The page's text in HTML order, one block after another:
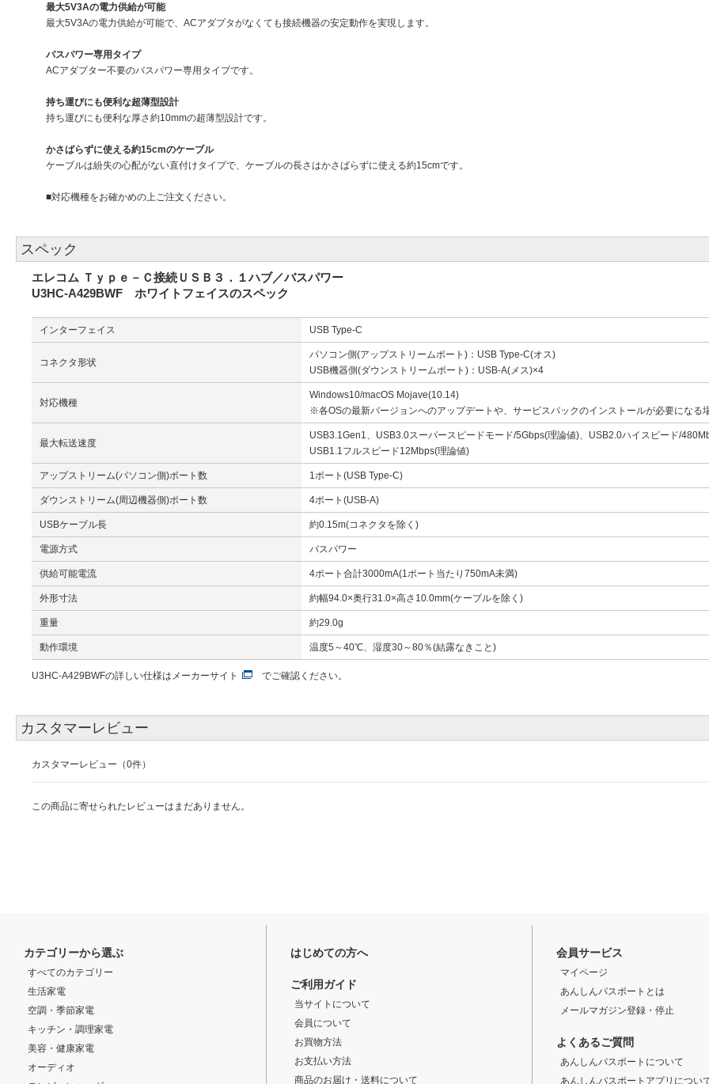
最大5V3Aの電力供給が可能
最大5V3Aの電力供給が可能で、ACアダプタがなくても接続機器の安定動作を実現します。
バスパワー専用タイプ
ACアダプター不要のバスパワー専用タイプです。
持ち運びにも便利な超薄型設計
持ち運びにも便利な厚さ約10mmの超薄型設計です。
かさばらずに使える約15cmのケーブル
ケーブルは紛失の心配がない直付けタイプで、ケーブルの長さはかさばらずに使える約15cmです。
■対応機種をお確かめの上ご注文ください。
スペック
エレコム Ｔｙｐｅ－Ｃ接続ＵＳＢ３．１ハブ／バスパワー
U3HC-A429BWF ホワイトフェイスのスペック
インターフェイス USB Type-C
コネクタ形状
パソコン側(アップストリームポート)：USB Type-C(オス)
USB機器側(ダウンストリームポート)：USB-A(メス)×4
対応機種
Windows10/macOS Mojave(10.14)
※各OSの最新バージョンへのアップデートや、サービスパックのインストールが必要になる
最大転送速度
USB3.1Gen1、USB3.0スーパースピードモード/5Gbps(理論値)、USB2.0ハイスピード/
USB1.1フルスピード12Mbps(理論値)
アップストリーム(パソコン側)ポート数 1ポート(USB Type-C)
ダウンストリーム(周辺機器側)ポート数 4ポート(USB-A)
USBケーブル長 約0.15m(コネクタを除く)
電源方式 バスパワー
供給可能電流 4ポート合計3000mA(1ポート当たり750mA未満)
外形寸法 約幅94.0×奥行31.0×高さ10.0mm(ケーブルを除く)
重量 約29.0g
動作環境 温度5～40℃、湿度30～80％(結露なきこと)
U3HC-A429BWFの詳しい仕様は メーカーサイト でご確認ください。
カスタマーレビュー
カスタマーレビュー（0件）
この商品に寄せられたレビューはまだありません。
カテゴリーから選ぶ
すべてのカテゴリー
生活家電
空調・季節家電
キッチン・調理家電
美容・健康家電
オーディオ
はじめての方へ
ご利用ガイド
当サイトについて
会員について
お買物方法
お支払い方法
商品のお届け・送料について
会員サービス
マイページ
あんしんパスポートとは
メールマガジン登録・停止
よくあるご質問
あんしんパスポートについて
あんしんパスポートアプリについ